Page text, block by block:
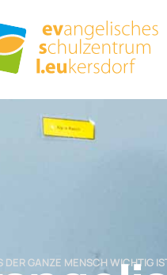
DER GANZE MENSCH WICHTIG